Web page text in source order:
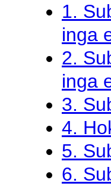
1.
inga
2.
inga
3.
4.
5.
6.